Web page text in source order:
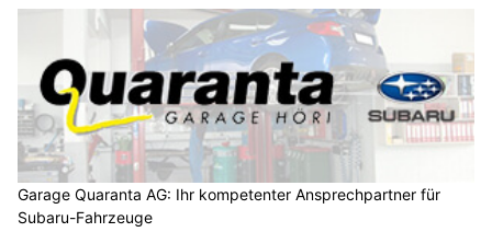
Garage Quaranta AG: Ihr kompetenter Ansprechpartner für
Subaru-Fahrzeuge